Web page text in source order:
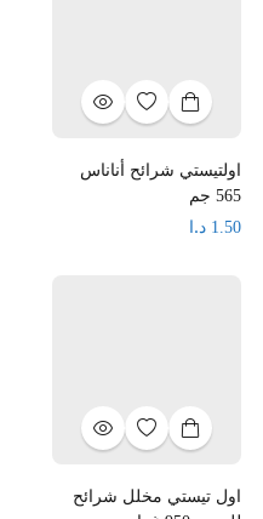
اولتيستي شرائح أناناس
565 جم
1.50 د.ا
اول تيستي مخلل شرائح